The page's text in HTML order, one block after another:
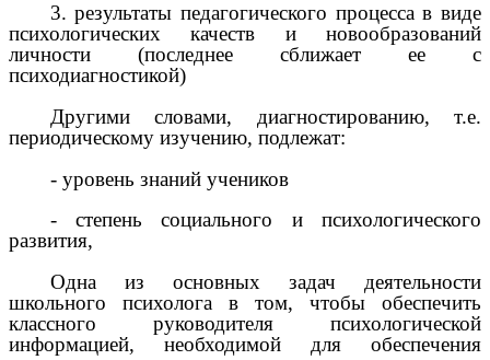
3. результаты педагогического процесса в виде
психологических качеств и новообразований
личности (последнее сближает ее с
психодиагностикой)
Другими словами, диагностированию, т.е.
периодическому изучению, подлежат:
- уровень знаний учеников
- степень социального и психологического
развития,
Одна из основных задач деятельности
школьного психолога в том, чтобы обеспечить
классного руководителя психологической
информацией, необходимой для обеспечения